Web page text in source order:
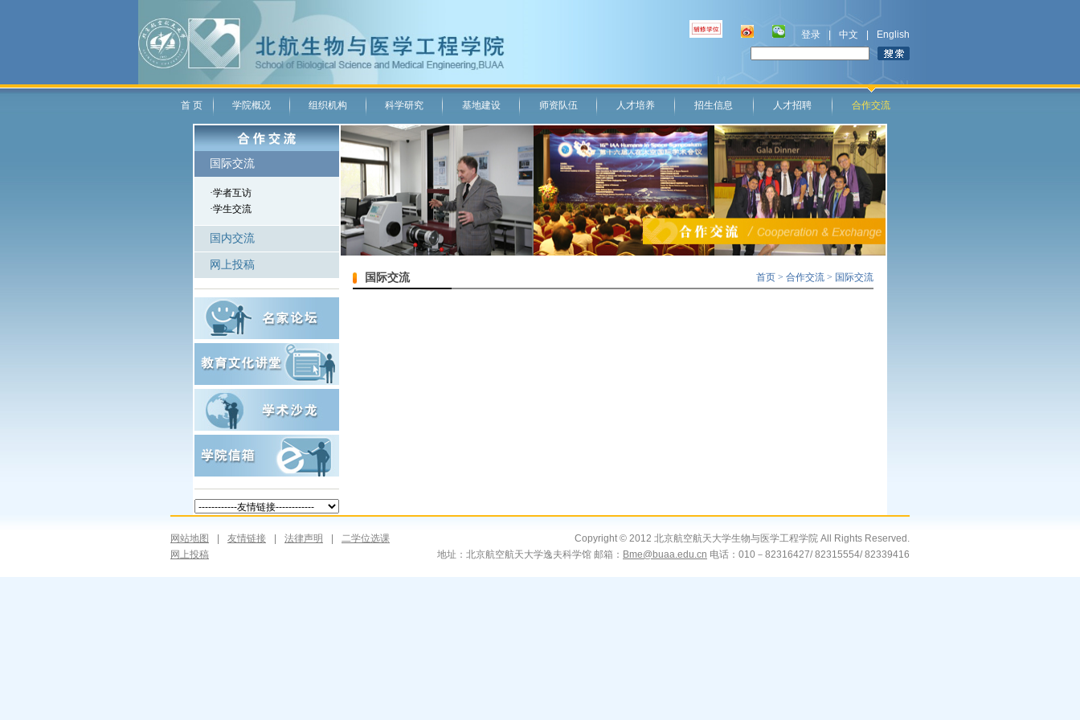
登录 中文 English
首 页 学院概况 组织机构 科学研究 基地建设 师资队伍 人才培养 招生信息 人才招聘 合作交流
国际交流
·学者互访
·学生交流
国内交流
网上投稿
首页 > 合作交流 > 国际交流
国际交流
网站地图 友情链接 法律声明
二学位选课
网上投稿
Copyright © 2012 北京航空航天大学生物与医学工程学院 All Rights Reserved.
地址：北京航空航天大学逸夫科学馆 邮箱： Bme@buaa.edu.cn 电话：010－82316427/ 82315554/ 82339416